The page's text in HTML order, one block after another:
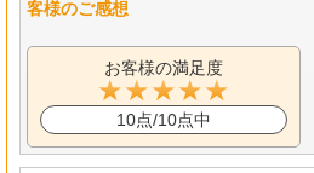
客様のご感想
お客様の満足度
10点/10点中